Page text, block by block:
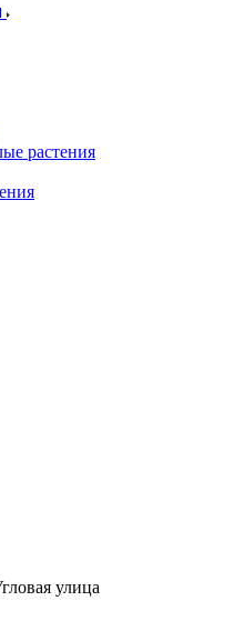
растения
улица